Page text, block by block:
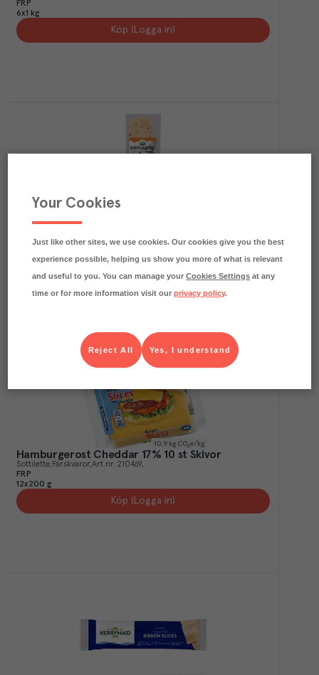
FRP
6x1 kg
Köp (Logga in)
Hamburgerost Skivad Havarti Jalapeno
Köp (Logga in)
10.9 kg CO₂e/kg
Hamburgerost Cheddar 17% 10 st Skivor
Sottilette Färskvaror Art.nr. 210469
FRP
12x200 g
Köp (Logga in)
Your Cookies
Just like other sites, we use cookies. Our cookies give you the best
experience possible, helping us show you more of what is relevant
and useful to you. You can manage yourCookies Settings at any
time or for more information visit ourprivacy policy.
Yes, I understand
Reject All